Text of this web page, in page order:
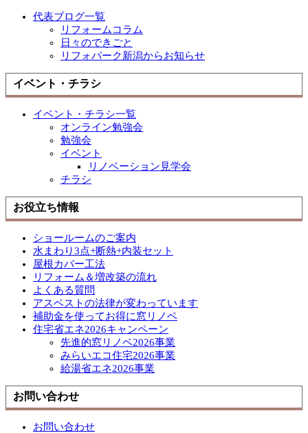
代表ブログ一覧
リフォームコラム
日々のできごと
リフォパーク新潟からお知らせ
イベント・チラシ
イベント・チラシ一覧
オンライン勉強会
勉強会
イベント
リノベーション見学会
チラシ
お役立ち情報
ショールームのご案内
水まわり3点+断熱+内装セット
屋根カバー工法
リフォーム＆増改築の流れ
よくある質問
アスベストの法律が変わっています
補助金を使ってお得に窓リノベ
住宅省エネ2026キャンペーン
先進的窓リノベ2026事業
みらいエコ住宅2026事業
給湯省エネ2026事業
お問い合わせ
お問い合わせ